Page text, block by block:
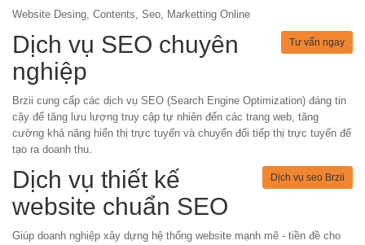
Website Desing, Contents, Seo, Marketting Online
Tư vấn ngay
Dịch vụ SEO chuyên
nghiệp
Brzii cung cấp các dịch vụ SEO (Search Engine Optimization) đáng tin
cậy để tăng lưu lượng truy cập tự nhiên đến các trang web, tăng
cường khả năng hiển thị trực tuyến và chuyển đổi tiếp thị trực tuyến để
tạo ra doanh thu.
Dịch vụ seo Brzii
Dịch vụ thiết kế
website chuẩn SEO
Giúp doanh nghiệp xây dựng hệ thống website mạnh mẽ - tiền đề cho